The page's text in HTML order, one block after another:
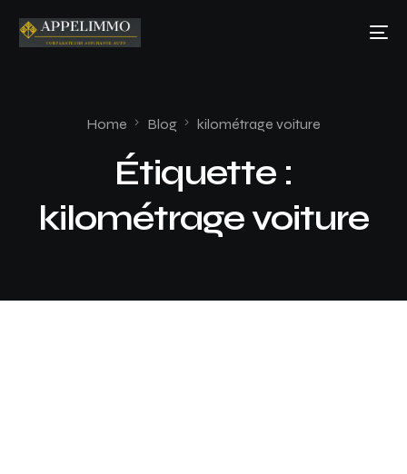
Home Blog kilométrage voiture
Étiquette :
kilométrage voiture